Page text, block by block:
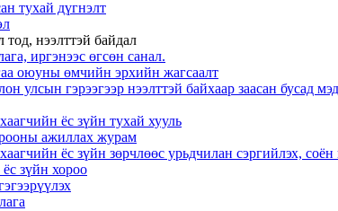
тухай дүгнэлт
нээлттэй байдал
иргэнээс өгсөн санал.
оюуны өмчийн эрхийн жагсаалт
улсын гэрээгээр нээлттэй байхаар заасан бусад
ёс зүйн тухай хууль
ажиллах журам
ёс зүйн зөрчлөөс урьдчилан сэргийлэх,
зүйн хороо